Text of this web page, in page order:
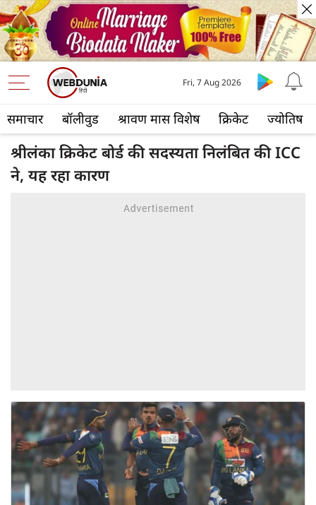
समाचार बॉलीवुड श्रावण मास विशेष क्रिकेट ज्योतिष
Fri, 7 Aug 2026
श्रीलंका क्रिकेट बोर्ड की सदस्यता निलंबित की ICC
ने, यह रहा कारण